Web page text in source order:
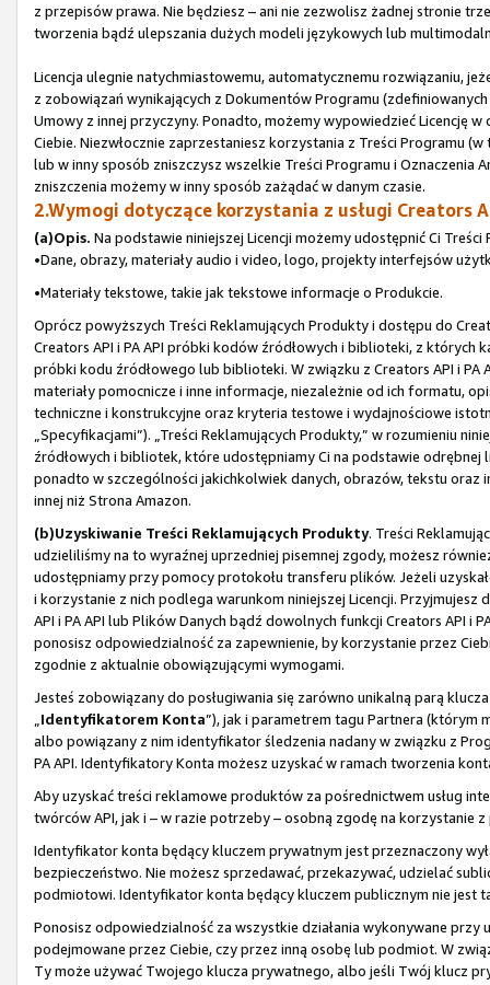
z przepisów prawa. Nie będziesz – ani nie zezwolisz żadnej stronie
tworzenia bądź ulepszania dużych modeli językowych lub
Licencja ulegnie natychmiastowemu, automatycznemu rozwiązaniu,
z zobowiązań wynikających z Dokumentów Programu
Umowy z innej przyczyny. Ponadto, możemy wypowiedzieć Licencję
Ciebie. Niezwłocznie zaprzestaniesz korzystania z Treści Programu
lub w inny sposób zniszczysz wszelkie Treści Programu i Oznaczenia
zniszczenia możemy w inny sposób zażądać w danym czasie.
2.Wymogi dotyczące korzystania z usługi Creators
(a)Opis. Na podstawie niniejszej Licencji możemy udostępnić Ci
•Dane, obrazy, materiały audio i video, logo, projekty interfejsów
•Materiały tekstowe, takie jak tekstowe informacje o Produkcie.
Oprócz powyższych Treści Reklamujących Produkty i dostępu do
Creators API i PA API próbki kodów źródłowych i biblioteki, z których
próbki kodu źródłowego lub biblioteki. W związku z Creators API i
materiały pomocnicze i inne informacje, niezależnie od ich formatu,
techniczne i konstrukcyjne oraz kryteria testowe i wydajnościowe
„Specyfikacjami”). „Treści Reklamujących Produkty,” w rozumieniu
źródłowych i bibliotek, które udostępniamy Ci na podstawie odrębnej
ponadto w szczególności jakichkolwiek danych, obrazów, tekstu
innej niż Strona Amazon.
(b)Uzyskiwanie Treści Reklamujących Produkty. Treści
udzieliliśmy na to wyraźnej uprzedniej pisemnej zgody, możesz
udostępniamy przy pomocy protokołu transferu plików. Jeżeli
i korzystanie z nich podlega warunkom niniejszej Licencji.
API i PA API lub Plików Danych bądź dowolnych funkcji Creators API i
ponosisz odpowiedzialność za zapewnienie, by korzystanie przez
zgodnie z aktualnie obowiązującymi wymogami.
Jesteś zobowiązany do posługiwania się zarówno unikalną parą
Identyfikatorem Konta”), jak i parametrem tagu Partnera (którym
albo powiązany z nim identyfikator śledzenia nadany w związku z
PA API. Identyfikatory Konta możesz uzyskać w ramach tworzenia
Aby uzyskać treści reklamowe produktów za pośrednictwem usług
twórców API, jak i – w razie potrzeby – osobną zgodę na korzystanie z
Identyfikator konta będący kluczem prywatnym jest przeznaczony
bezpieczeństwo. Nie możesz sprzedawać, przekazywać, udzielać
podmiotowi. Identyfikator konta będący kluczem publicznym nie jest
Ponosisz odpowiedzialność za wszystkie działania wykonywane
podejmowane przez Ciebie, czy przez inną osobę lub podmiot. W
Ty może używać Twojego klucza prywatnego, albo jeśli Twój klucz